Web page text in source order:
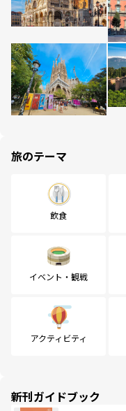
旅のテーマ
飲食
イベント・観戦
アクティビティ
新刊ガイドブック